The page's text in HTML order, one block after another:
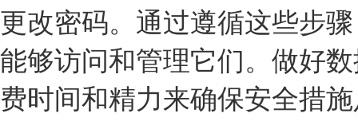
更改密码。通过遵循这些步
能够访问和管理它们。做好
费时间和精力来确保安全措